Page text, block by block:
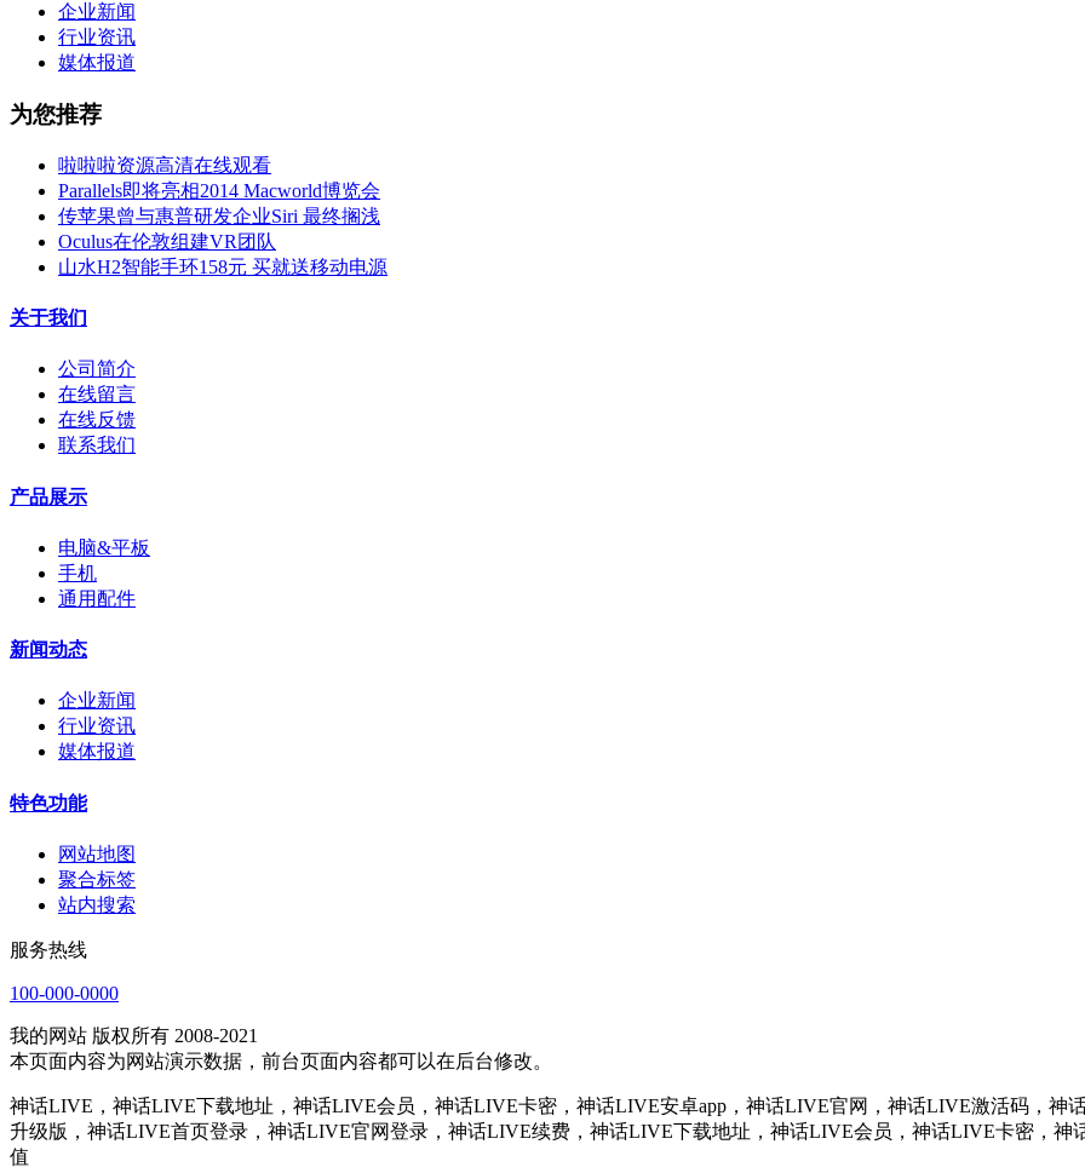
企业新闻
行业资讯
媒体报道
为您推荐
啦啦啦资源高清在线观看
Parallels即将亮相2014 Macworld博览会
传苹果曾与惠普研发企业Siri 最终搁浅
Oculus在伦敦组建VR团队
山水H2智能手环158元 买就送移动电源
关于我们
公司简介
在线留言
在线反馈
联系我们
产品展示
电脑&平板
手机
通用配件
新闻动态
企业新闻
行业资讯
媒体报道
特色功能
网站地图
聚合标签
站内搜索
服务热线
100-000-0000
我的网站 版权所有 2008-2021
本页面内容为网站演示数据，前台页面内容都可以在后台修改。
神话LIVE，神话LIVE下载地址，神话LIVE会员，神话LIVE卡密，神话LIVE安卓app，神话LIVE官网，神话LIVE激活码，
升级版，神话LIVE首页登录，神话LIVE官网登录，神话LIVE续费，神话LIVE下载地址，神话LIVE会员，神话LIVE卡密，
值